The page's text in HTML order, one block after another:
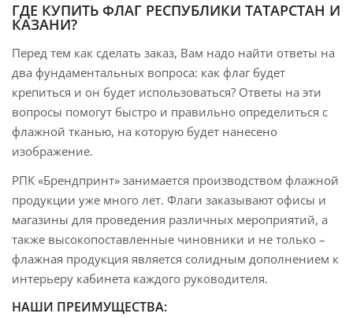
ГДЕ КУПИТЬ ФЛАГ РЕСПУБЛИКИ ТАТАРСТАН И
КАЗАНИ?
Перед тем как сделать заказ, Вам надо найти ответы на
два фундаментальных вопроса: как флаг будет
крепиться и он будет использоваться? Ответы на эти
вопросы помогут быстро и правильно определиться с
флажной тканью, на которую будет нанесено
изображение.
РПК «Брендпринт» занимается производством флажной
продукции уже много лет. Флаги заказывают офисы и
магазины для проведения различных мероприятий, а
также высокопоставленные чиновники и не только –
флажная продукция является солидным дополнением к
интерьеру кабинета каждого руководителя.
НАШИ ПРЕИМУЩЕСТВА: